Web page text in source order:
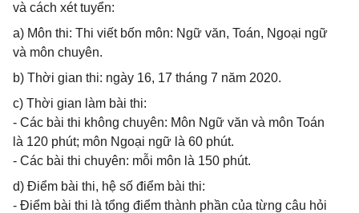
và cách xét tuyển:
a) Môn thi: Thi viết bốn môn: Ngữ văn, Toán, Ngoại ngữ
và môn chuyên.
b) Thời gian thi: ngày 16, 17 tháng 7 năm 2020.
c) Thời gian làm bài thi:
- Các bài thi không chuyên: Môn Ngữ văn và môn Toán
là 120 phút; môn Ngoại ngữ là 60 phút.
- Các bài thi chuyên: mỗi môn là 150 phút.
d) Điểm bài thi, hệ số điểm bài thi:
- Điểm bài thi là tổng điểm thành phần của từng câu hỏi